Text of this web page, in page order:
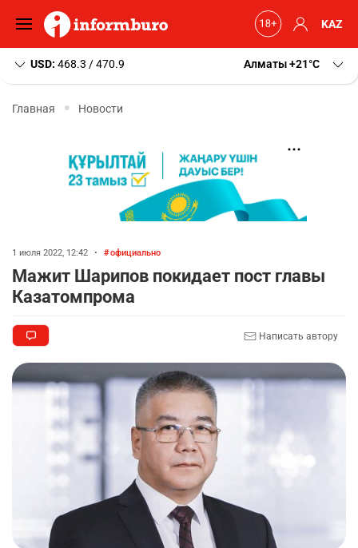
KAZ
USD: 468.3 / 470.9 Алматы+21 C
Главная Новости
1 июля 2022, 12:42 • официально
Мажит Шарипов покидает пост главы
Казатомпрома
Написать автору